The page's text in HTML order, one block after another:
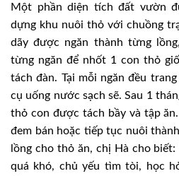
Một phần diện tích đất vườn
dựng khu nuôi thỏ với chuồng
dãy được ngăn thành từng
từng ngăn để nhốt 1 con thỏ
tách đàn. Tại mỗi ngăn đều
cụ uống nước sạch sẽ. Sau 1
thỏ con được tách bầy và tập
đem bán hoặc tiếp tục nuôi
lồng cho thỏ ăn, chị Hà cho
quá khó, chủ yếu tìm tòi, học